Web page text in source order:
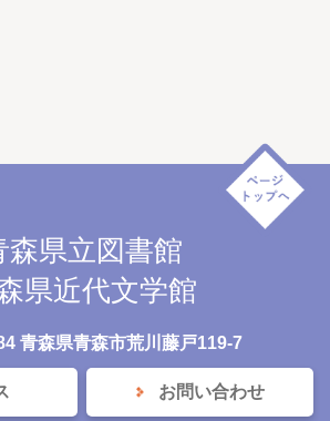
森県立図書館
県近代文学館
青森県青森市荒川藤戸119-7
お問い合わせ